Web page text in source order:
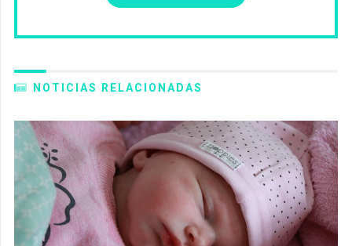
NOTICIAS RELACIONADAS